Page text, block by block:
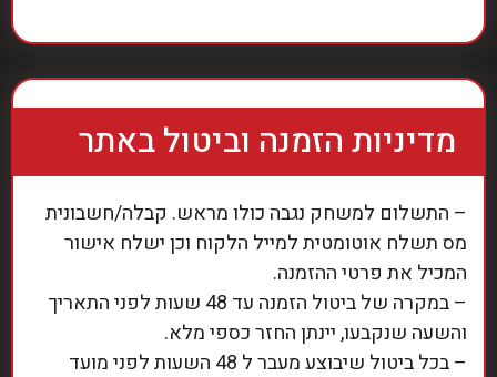
מדיניות הזמנה וביטול באתר
– התשלום למשחק נגבה כולו מראש. קבלה/חשבונית
מס תשלח אוטומטית למייל הלקוח וכן ישלח אישור
המכיל את פרטי ההזמנה.
– במקרה של ביטול הזמנה עד 48 שעות לפני התאריך
והשעה שנקבעו, יינתן החזר כספי מלא.
– בכל ביטול שיבוצע מעבר ל 48 השעות לפני מועד